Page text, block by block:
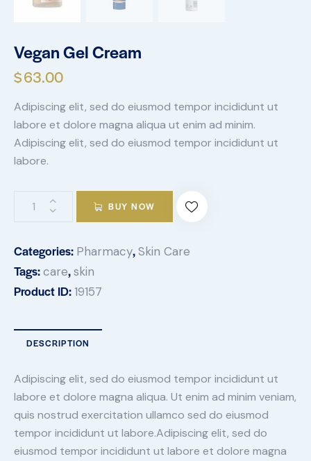
Vegan Gel Cream
$63.00
Adipiscing elit, sed do eiusmod tempor incididunt ut
labore et dolore magna aliqua ut enim ad minim.
Adipiscing elit, sed do eiusmod tempor incididunt ut
labore.
BUY NOW
Categories: Pharmacy,Skin Care
Tags:care,skin
Product ID:19157
DESCRIPTION
Adipiscing elit, sed do eiusmod tempor incididunt ut
labore et dolore magna aliqua. Ut enim ad minim veniam,
quis nostrud exercitation ullamco sed do eiusmod
tempor incididunt ut labore.Adipiscing elit, sed do
eiusmod tempor incididunt ut labore et dolore magna